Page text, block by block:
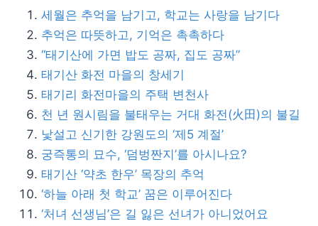
세월은 추억을 남기고, 학교는 사랑을 남기다
추억은 따뜻하고, 기억은 촉촉하다
“태기산에 가면 밥도 공짜, 집도 공짜”
태기산 화전 마을의 창세기
태기리 화전마을의 주택 변천사
천 년 원시림을 불태우는 거대 화전(火田)의 불길
낯설고 신기한 강원도의 ‘제5 계절’
궁즉통의 묘수, ‘덤벙짠지’를 아시나요?
태기산 ‘약초 한우’ 목장의 추억
‘하늘 아래 첫 학교’ 꿈은 이루어진다
‘처녀 선생님’은 길 잃은 선녀가 아니었어요